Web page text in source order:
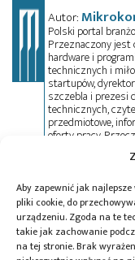
Aby zapewnić jak
pliki cookie, do
urządzeniu. Zgoda na te
takie jak zachowanie
na tej stronie. Brak
Autor:
Polski portal
Przeznaczony
hardware i
technicznych i
startupów,
szczebla i prezesi
technicznych,
przedmiotowe,
oferty pracy.
kraju i na świecie
szkoleniach i
patrona
i seminariów.
Tagi:Elon Musk,